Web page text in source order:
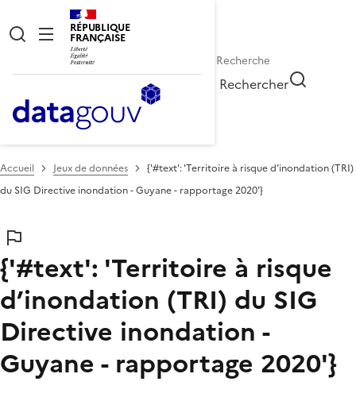
RÉPUBLIQUE
FRANÇAISE
Rechercher
Accueil Jeux de données
{'#text': 'Territoire à risque d’inondation (TRI)
du SIG Directive inondation - Guyane - rapportage 2020'}
{'#text': 'Territoire à risque
d’inondation (TRI) du SIG
Directive inondation -
Guyane - rapportage 2020'}